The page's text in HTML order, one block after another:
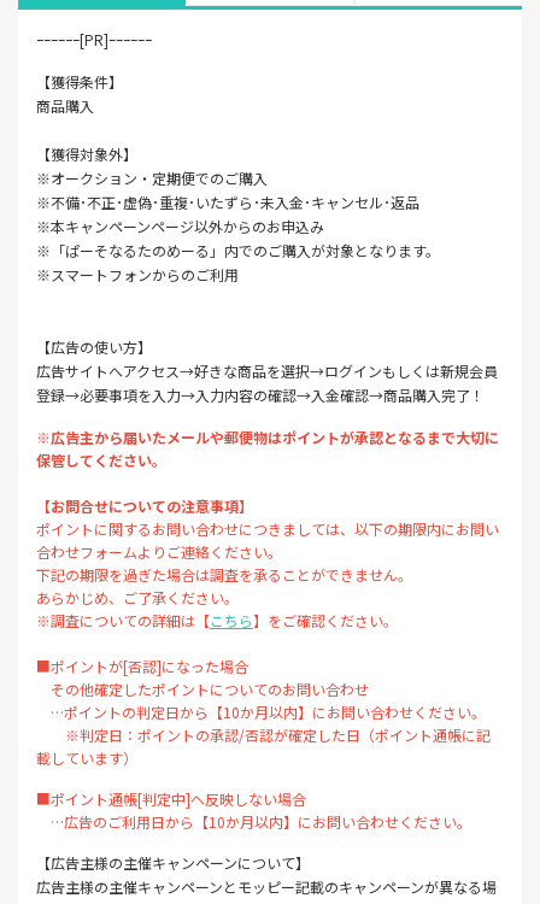
ｰｰｰｰｰｰ[PR]ｰｰｰｰｰｰ
【獲得条件】
商品購入
【獲得対象外】
※オークション・定期便でのご購入
※不備･不正･虚偽･重複･いたずら･未入金･キャンセル･返品
※本キャンペーンページ以外からのお申込み
※「ぱーそなるたのめーる」内でのご購入が対象となります。
※スマートフォンからのご利用
【広告の使い方】
広告サイトへアクセス→好きな商品を選択→ログインもしくは新規会員
登録→必要事項を入力→入力内容の確認→入金確認→商品購入完了！
※広告主から届いたメールや郵便物はポイントが承認となるまで大切に
保管してください。
【お問合せについての注意事項】
ポイントに関するお問い合わせにつきましては、以下の期限内にお問い
合わせフォームよりご連絡ください。
下記の期限を過ぎた場合は調査を承ることができません。
あらかじめ、ご了承ください。
※調査についての詳細は【こちら】をご確認ください。
■ポイントが[否認]になった場合
その他確定したポイントについてのお問い合わせ
…ポイントの判定日から【10か月以内】にお問い合わせください。
※判定日：ポイントの承認/否認が確定した日（ポイント通帳に記
載しています）
■ポイント通帳[判定中]へ反映しない場合
…広告のご利用日から【10か月以内】にお問い合わせください。
【広告主様の主催キャンペーンについて】
広告主様の主催キャンペーンとモッピー記載のキャンペーンが異なる場